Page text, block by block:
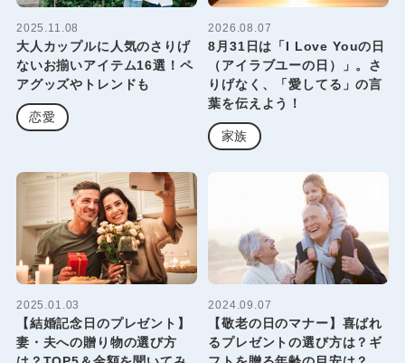
2025.11.08
大人カップルに人気のさりげ
ないお揃いアイテム16選！ペ
アグッズやトレンドも
恋愛
2026.08.07
8月31日は「I Love Youの日
（アイラブユーの日）」。さ
りげなく、「愛してる」の言
葉を伝えよう！
家族
2025.01.03
【結婚記念日のプレゼント】
妻・夫への贈り物の選び方
2024.09.07
【敬老の日のマナー】喜ばれ
るプレゼントの選び方は？ギ